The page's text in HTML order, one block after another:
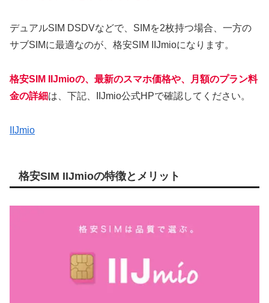
デュアルSIM DSDVなどで、SIMを2枚持つ場合、一方の
サブSIMに最適なのが、格安SIM IIJmioになります。
格安SIM IIJmioの、最新のスマホ価格や、月額のプラン料
金の詳細は、下記、IIJmio公式HPで確認してください。
IIJmio
格安SIM IIJmioの特徴とメリット